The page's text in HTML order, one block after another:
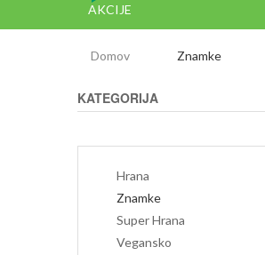
AKCIJE
Domov Znamke
KATEGORIJA
Hrana
Znamke
Super Hrana
Vegansko